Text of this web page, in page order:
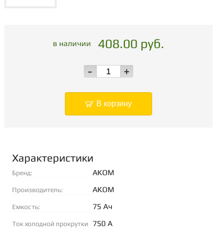
в наличии
408.00 руб.
-
+
В корзину
Характеристики
Бренд: AKOM
Производитель: АКОМ
Емкость: 75 Ач
Ток холодной прокрутки
750 А